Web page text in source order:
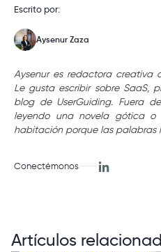
Escrito por:
Aysenur Zaza
Aysenur es redactora creativa
Le gusta escribir sobre SaaS,
blog de UserGuiding. Fuera
leyendo una novela gótica o
habitación porque las palabras
Conectémonos
Artículos